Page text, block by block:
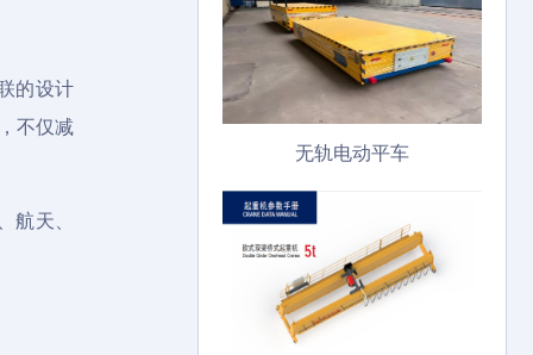
的设计
不仅减
天、
无轨电动平车